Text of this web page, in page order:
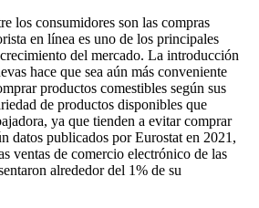
los consumidores son las compras
en línea es uno de los principales
del mercado. La introducción
hace que sea aún más conveniente
productos comestibles según sus
de productos disponibles que
ya que tienden a evitar comprar
datos publicados por Eurostat en 2021,
ventas de comercio electrónico de las
alrededor del 1% de su